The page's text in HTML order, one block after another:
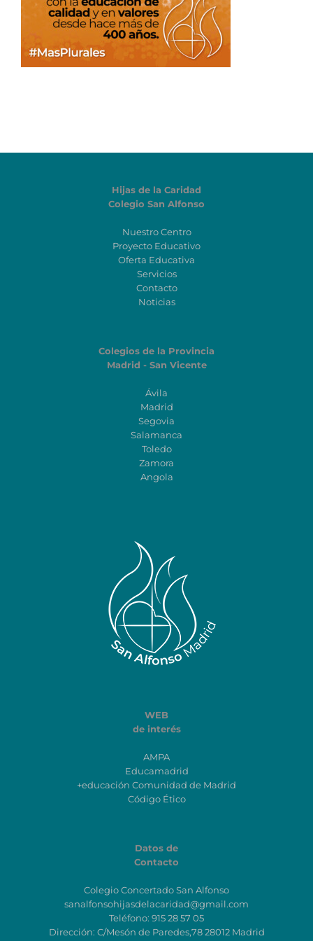
Hijas de la Caridad
Colegio San Alfonso
Nuestro Centro
Proyecto Educativo
Oferta Educativa
Servicios
Contacto
Noticias
Colegios de la Provincia
Madrid - San Vicente
Ávila
Madrid
Segovia
Salamanca
Toledo
Zamora
Angola
WEB
de interés
AMPA
Educamadrid
+educación Comunidad de Madrid
Código Ético
Datos de
Contacto
Colegio Concertado San Alfonso
sanalfonsohijasdelacaridad@gmail.com
Teléfono: 915 28 57 05
Dirección: C/Mesón de Paredes,78 28012 Madrid